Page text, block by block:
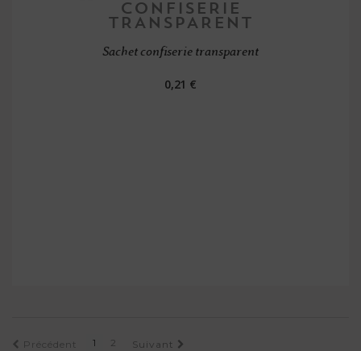
Sachet confiserie transparent
0,21 €
Précédent 1 2 Suivant